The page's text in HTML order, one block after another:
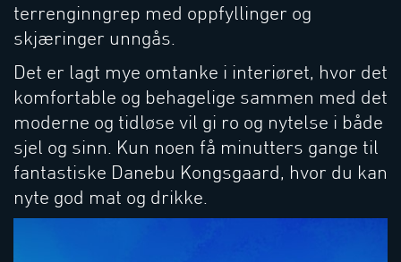
terrenginngrep med oppfyllinger og
skjæringer unngås.
Det er lagt mye omtanke i interiøret, hvor det
komfortable og behagelige sammen med det
moderne og tidløse vil gi ro og nytelse i både
sjel og sinn. Kun noen få minutters gange til
fantastiske Danebu Kongsgaard, hvor du kan
nyte god mat og drikke.